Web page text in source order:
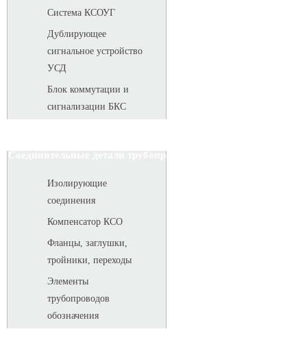
Система КСОУГ
Дублирующее
сигнальное устройство
УСД
Блок коммутации и
сигнализации БКС
Соединительные детали трубопровода
Изолирующие
соединения
Компенсатор КСО
Фланцы, заглушки,
тройники, переходы
Элементы
трубопроводов
обозначения